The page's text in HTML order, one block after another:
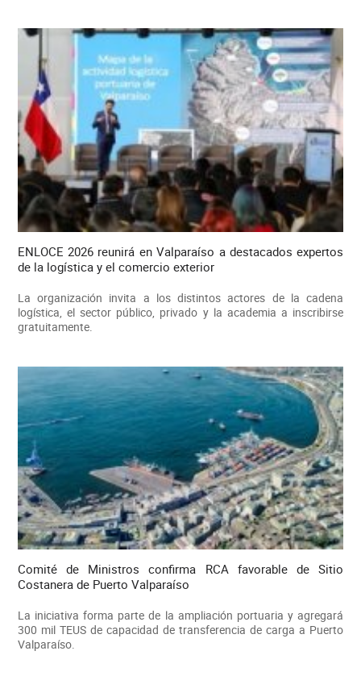
ENLOCE 2026 reunirá en Valparaíso a destacados expertos
de la logística y el comercio exterior
La organización invita a los distintos actores de la cadena
logística, el sector público, privado y la academia a inscribirse
gratuitamente.
Comité de Ministros confirma RCA favorable de Sitio
Costanera de Puerto Valparaíso
La iniciativa forma parte de la ampliación portuaria y agregará
300 mil TEUS de capacidad de transferencia de carga a Puerto
Valparaíso.